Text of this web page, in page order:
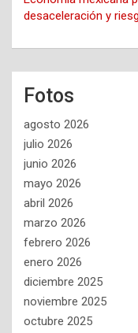
desaceleración y
Fotos
agosto 2026
julio 2026
junio 2026
mayo 2026
abril 2026
marzo 2026
febrero 2026
enero 2026
diciembre 2025
noviembre 2025
octubre 2025